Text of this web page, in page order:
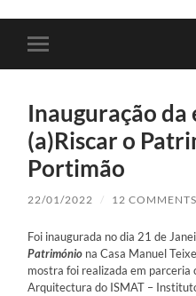
Toggle
mobile
Inauguração da
(a)Riscar o
Portimão
22/01/2022 / 12 COMMENTS
Foi inaugurada no dia 21 de
Património na Casa Manuel
mostra foi realizada em
Arquitectura do ISMAT –